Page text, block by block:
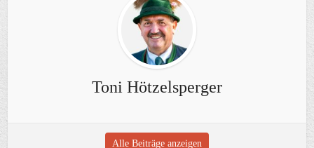
Toni Hötzelsperger
Alle Beiträge anzeigen